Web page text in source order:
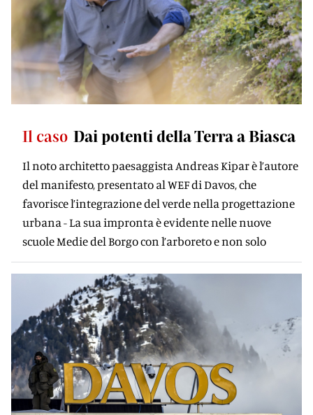
Il caso Dai potenti della Terra a Biasca
Il noto architetto paesaggista Andreas Kipar è l’autore
del manifesto, presentato al WEF di Davos, che
favorisce l’integrazione del verde nella progettazione
urbana - La sua impronta è evidente nelle nuove
scuole Medie del Borgo con l’arboreto e non solo